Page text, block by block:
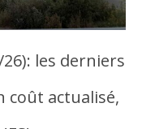
les derniers
coût actualisé,